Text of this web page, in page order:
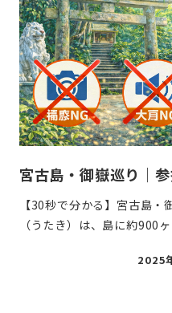
宮古島・御嶽巡り｜
【30秒で分かる】宮古島
（うたき）は、島に約900
投
2025